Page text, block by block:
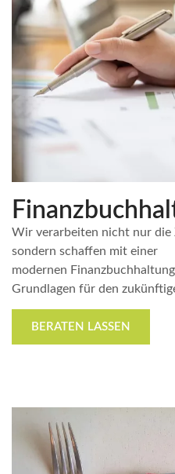
Wir verarbeiten nicht nur die
sondern schaffen mit einer
modernen
Grundlagen für den
BERATEN LASSEN